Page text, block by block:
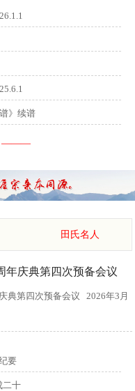
》续谱
———
田氏名人
年庆典第四次预备会议
典第四次预备会议 2026年3月
常务副会长田传灿宗亲主持会
要
二十